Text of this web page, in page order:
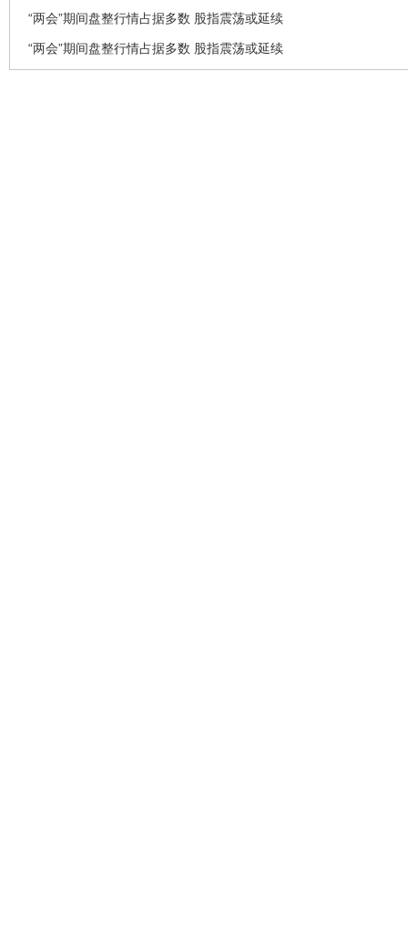
“两会”期间盘整行情占据多数 股指震荡或延续
“两会”期间盘整行情占据多数 股指震荡或延续